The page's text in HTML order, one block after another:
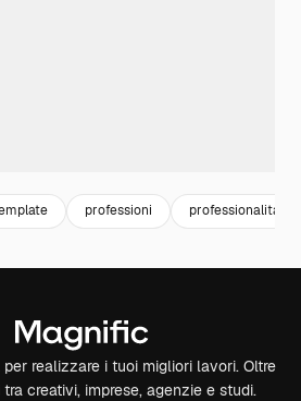
professioni professionalità
realizzare i tuoi migliori lavori. Oltre
creativi, imprese, agenzie e studi.